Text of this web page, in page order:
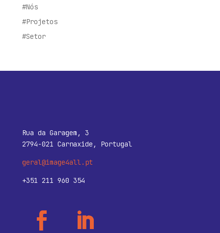
#Nós
#Projetos
#Setor
Rua da Garagem, 3
2794-021 Carnaxide, Portugal
geral@image4all.pt
+351 211 960 354